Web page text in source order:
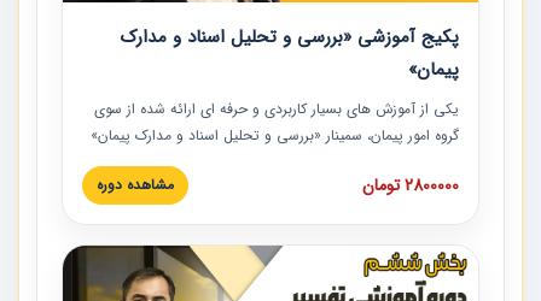
پکیج آموزشی «بررسی و تحلیل اسناد و مدارک
پیمان»
یکی از آموزش‏‏‏‏‏‏ های بسیار کاربردی و حرفه‏ ای ارائه شده از سوی
گروه امور پیمان، سمینار «بررسی و تحلیل اسناد و مدارک پیمان»
است که در دانشگاه صنعتی شریف ارائه شد. در این آموزش
نکات کلیدی مربوط به اسناد و مدارک پیمان، اولویت بندی اسناد
پیمان به همراه تجربیات عملی در این خصوص ارائه شده است.
2800000 تومان مشاهده دوره